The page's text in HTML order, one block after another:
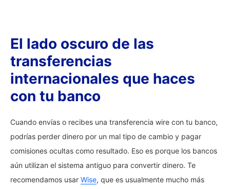
El lado oscuro de las
transferencias
internacionales que haces
con tu banco
Cuando envías o recibes una transferencia wire con tu banco,
podrías perder dinero por un mal tipo de cambio y pagar
comisiones ocultas como resultado. Eso es porque los bancos
aún utilizan el sistema antiguo para convertir dinero. Te
recomendamos usar Wise, que es usualmente mucho más